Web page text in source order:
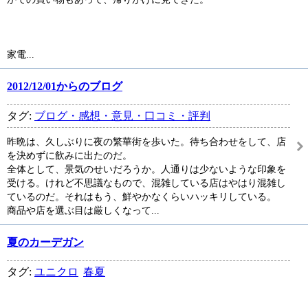
家電...
2012/12/01からのブログ
タグ: ブログ・感想・意見・口コミ・評判
昨晩は、久しぶりに夜の繁華街を歩いた。待ち合わせをして、店
を決めずに飲みに出たのだ。
全体として、景気のせいだろうか。人通りは少ないような印象を
受ける。けれど不思議なもので、混雑している店はやはり混雑し
ているのだ。それはもう、鮮やかなくらいハッキリしている。
商品や店を選ぶ目は厳しくなって...
夏のカーデガン
タグ: ユニクロ 春夏